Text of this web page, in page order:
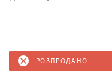
РОЗПРОДАНО